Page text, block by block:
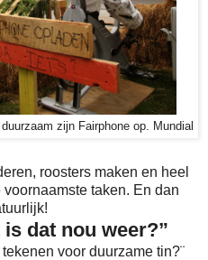
zijn Fairphone op. Mundial
roosters maken en heel
taken. En dan
dat nou weer?”
voor duurzame tin?¨